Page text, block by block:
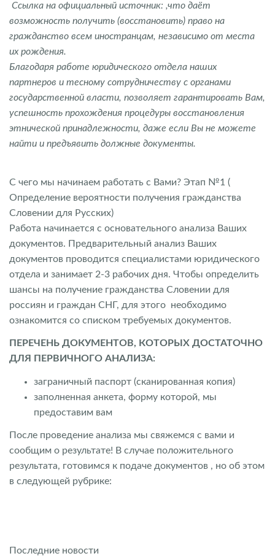
Ссылка на официальный источник: ,что даёт
возможность получить (восстановить) право на
гражданство всем иностранцам, независимо от места
их рождения.
Благодаря работе юридического отдела наших
партнеров и тесному сотрудничеству с органами
государственной власти, позволяет гарантировать Вам,
успешность прохождения процедуры восстановления
этнической принадлежности, даже если Вы не можете
найти и предъявить должные документы.
С чего мы начинаем работать с Вами? Этап №1 (
Определение вероятности получения гражданства
Словении для Русских)
Работа начинается с основательного анализа Ваших
документов. Предварительный анализ Ваших
документов проводится специалистами юридического
отдела и занимает 2-3 рабочих дня. Чтобы определить
шансы на получение гражданства Словении для
россиян и граждан СНГ, для этого необходимо
ознакомится со списком требуемых документов.
ПЕРЕЧЕНЬ ДОКУМЕНТОВ, КОТОРЫХ ДОСТАТОЧНО
ДЛЯ ПЕРВИЧНОГО АНАЛИЗА:
заграничный паспорт (сканированная копия)
заполненная анкета, форму которой, мы
предоставим вам
После проведение анализа мы свяжемся с вами и
сообщим о результате! В случае положительного
результата, готовимся к подаче документов , но об этом
в следующей рубрике:
Последние новости